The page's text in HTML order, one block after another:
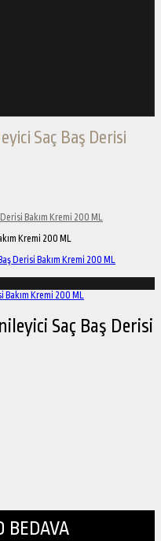
Saç Baş Derisi
Bakım Kremi 200 ML
Kremi 200 ML
Saç Baş Derisi
BEDAVA